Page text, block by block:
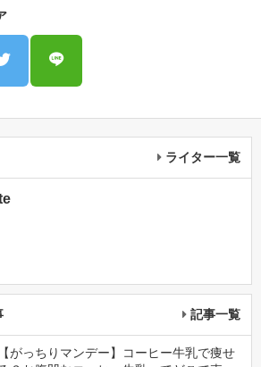
ライター一覧
記事一覧
【がっちりマンデー】コーヒー牛乳で痩せ